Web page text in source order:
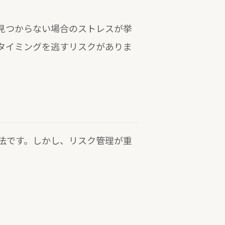
つからない場合のストレスが挙
ミングを逃すリスクがありま
です。しかし、リスク管理が重